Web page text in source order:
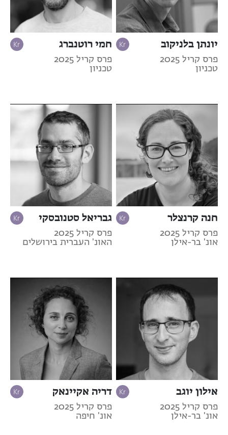
יונתן בלניקוב
פרס קריל 2025
טכניון
חמי רוטנברג
פרס קריל 2025
טכניון
חנה קרנצלר
פרס קריל 2025
אונ' בר-אילן
גבריאל סטנובסקי
פרס קריל 2025
האונ' העברית בירושלים
אילון יוגב
פרס קריל 2025
אונ' בר-אילן
דריה אקיינאק
פרס קריל 2025
אונ' חיפה